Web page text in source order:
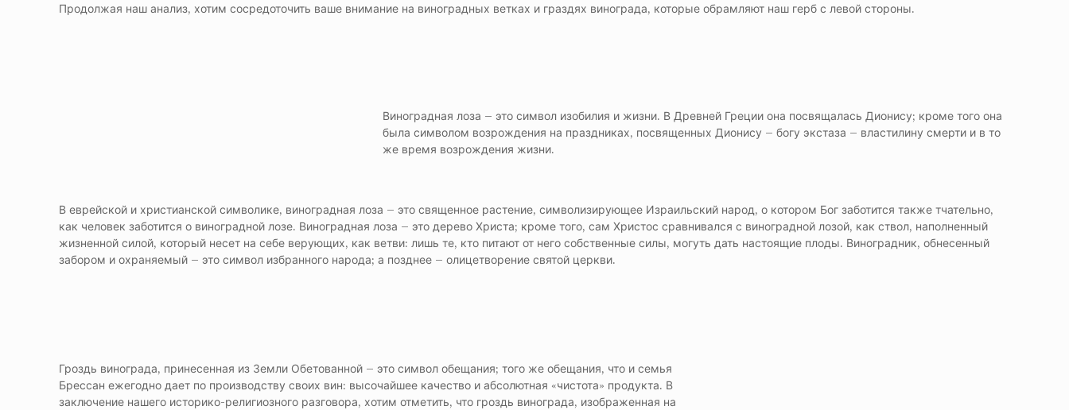
Продолжая наш анализ, хотим сосредоточить ваше внимание на виноградных ветках и граздях винограда, которые обрамляют наш герб с левой стороны.
Виноградная лоза – это символ изобилия и жизни. В Древней Греции она посвящалась Дионису; кроме того она
была символом возрождения на праздниках, посвященных Дионису – богу экстаза – властилину смерти и в то
же время возрождения жизни.
В еврейской и христианской символике, виноградная лоза – это священное растение, символизирующее Израильский народ, о котором Бог заботится также тчательно,
как человек заботится о виноградной лозе. Виноградная лоза – это дерево Христа; кроме того, сам Христос сравнивался с виноградной лозой, как ствол, наполненный
жизненной силой, который несет на себе верующих, как ветви: лишь те, кто питают от него собственные силы, могуть дать настоящие плоды. Виноградник, обнесенный
забором и охраняемый – это символ избранного народа; а позднее – олицетворение святой церкви.
Гроздь винограда, принесенная из Земли Обетованной – это символ обещания; того же обещания, что и семья
Брессан ежегодно дает по производству своих вин: высочайшее качество и абсолютная «чистота» продукта. В
заключение нашего историко-религиозного разговора, хотим отметить, что гроздь винограда, изображенная на